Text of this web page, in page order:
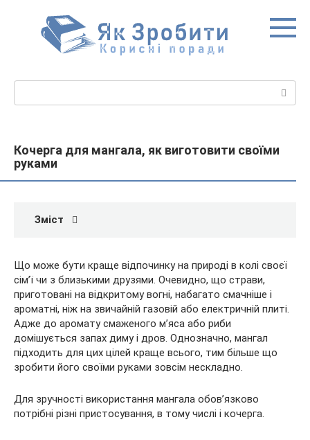
Кочерга для мангала, як виготовити своїми
руками
Зміст
Що може бути краще відпочинку на природі в колі своєї
сім’ї чи з близькими друзями. Очевидно, що страви,
приготовані на відкритому вогні, набагато смачніше і
ароматні, ніж на звичайній газовій або електричній плиті.
Адже до аромату смаженого м’яса або риби
домішується запах диму і дров. Однозначно, мангал
підходить для цих цілей краще всього, тим більше що
зробити його своїми руками зовсім нескладно.
Для зручності використання мангала обов’язково
потрібні різні пристосування, в тому числі і кочерга.